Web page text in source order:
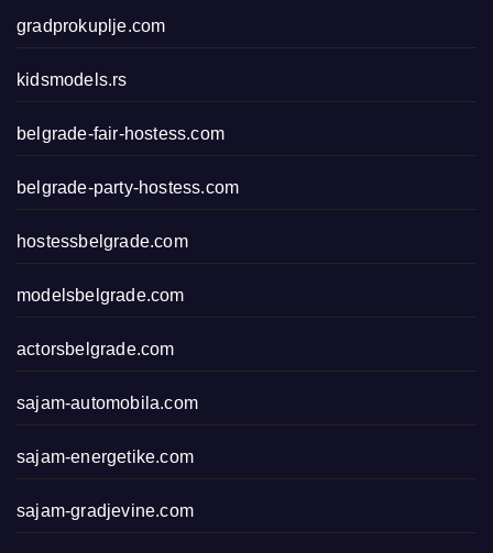
gradprokuplje.com
kidsmodels.rs
belgrade-fair-hostess.com
belgrade-party-hostess.com
hostessbelgrade.com
modelsbelgrade.com
actorsbelgrade.com
sajam-automobila.com
sajam-energetike.com
sajam-gradjevine.com